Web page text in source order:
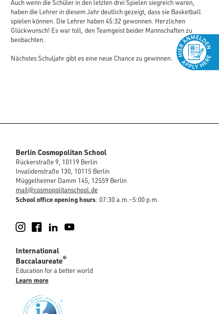
Auch wenn die Schüler in den letzten drei Spielen siegreich waren,
haben die Lehrer in diesem Jahr deutlich gezeigt, dass sie Basketball
spielen können. Die Lehrer haben 45:32 gewonnen. Herzlichen
Glückwunsch! Es war toll, den Teamgeist beider Mannschaften zu
beobachten.
Nächstes Schuljahr gibt es eine neue Chance zu gewinnen.
Berlin Cosmopolitan School
Rückerstraße 9, 10119 Berlin
Invalidenstraße 130, 10115 Berlin
Müggelheimer Damm 145, 12559 Berlin
mail@cosmopolitanschool.de
School office opening hours: 07:30 a.m.–5:00 p.m.
Instagram
FacebookLinkedIn
International
Baccalaureate®
Education for a better world
Learn more